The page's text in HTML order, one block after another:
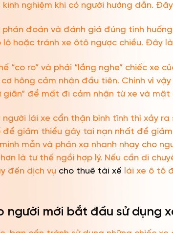
nghiệm khi có người hướng dẫn.
phán đoán và đánh giá đúng tình
hoặc tránh xe ôtô ngược chiều. Đây
“co ro” và phải “lắng nghe” chiếc xe
hông cảm nhận đầu tiên. Chính vì
giãn” để mất đi cảm nhận từ xe và
người lái xe cẩn thận bình tĩnh thì xảy
để giảm thiểu gây tai nạn nhất để
mẫn và phản xạ nhanh nhạy cho
là tư thế ngồi hợp lý. Nếu cần di
đến dịch vụ cho thuê tài xế lái xe ô tô
người mới bắt đầu sử dụng